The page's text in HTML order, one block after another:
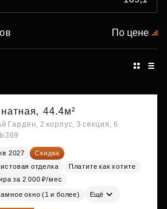
По цене
44.4м²
Гарден, 2 корпус, 3 секция, 6
2027
Скидка
отделка
Платите как хотите
за 2 000 ₽/мес
окно (1 и более) Ещё